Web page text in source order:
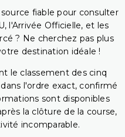
fiable pour consulter
l'Arrivée Officielle, et les
? Ne cherchez pas plus
destination idéale !
le classement des cinq
l'ordre exact, confirmé
sont disponibles
la clôture de la course,
incomparable.